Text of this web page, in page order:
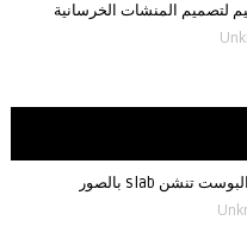
لتصميم المنشات الخرسانية